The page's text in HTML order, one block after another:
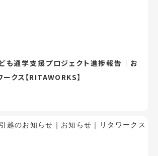
も通学支援プロジェクト進捗報告｜お
クス【RITAWORKS】